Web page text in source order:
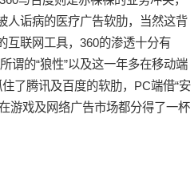
人诟病的医疗广告软肋，当然这背
互联网工具，360的渗透十分有
谓的“狼性”以及这一年多在移动端
了腾讯及百度的软肋，PC端借“安
游戏及网络广告市场都分得了一杯